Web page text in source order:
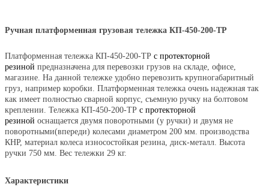
Ручная платформенная грузовая тележка КП-450-200-ТР
Платформенная тележка КП-450-200-ТР с протекторной
резиной предназначена для перевозки грузов на складе, офисе,
магазине. На данной тележке удобно перевозить крупногабаритный
груз, например коробки. Платформенная тележка очень надежная так
как имеет полностью сварной корпус, съемную ручку на болтовом
креплении. Тележка КП-450-200-ТР с протекторной
резиной оснащается двумя поворотными (у ручки) и двумя не
поворотными(впереди) колесами диаметром 200 мм. производства
КНР, материал колеса износостойкая резина, диск-металл. Высота
ручки 750 мм. Вес тележки 29 кг.
Характеристики